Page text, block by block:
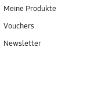
Meine Produkte
Vouchers
Newsletter